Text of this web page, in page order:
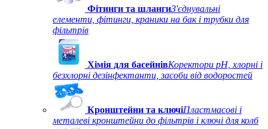
Фітинги та шлангиЗ'єднувальні
елементи, фітинги, краники на бак і трубки для
фільтрів
Хімія для басейнівКоректори рН, хлорні і
безхлорні дезінфектанти, засоби від водоростей
Кронштейни та ключіПластмасові і
металеві кронштейни до фільтрів і ключі для колб